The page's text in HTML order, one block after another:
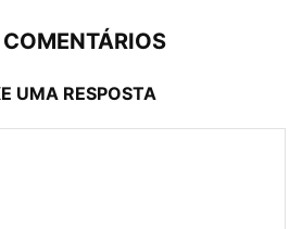
UMA RESPOSTA